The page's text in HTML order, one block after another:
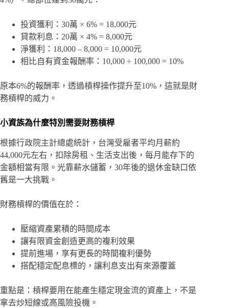
投資獲利：30萬 × 6% = 18,000元
貸款利息：20萬 × 4% = 8,000元
淨獲利：18,000 – 8,000 = 10,000元
相比自有資金報酬率：10,000 ÷ 100,000 = 10%
原本6%的報酬率，透過槓桿操作提升至10%，這就是財
務槓桿的威力。
小資族為什麼特別需要財務槓桿
根據行政院主計總處統計，台灣受雇者平均月薪約
44,000元左右，扣除房租、生活支出後，每月能存下的
金額相當有限。光靠薪水儲蓄，30年後的退休金缺口依
舊是一大挑戰。
財務槓桿的價值在於：
壓縮資產累積的時間成本
讓有限資金創造更高的複利效果
提前進場，享有更長的時間複利優勢
搭配穩定配息標的，讓利息支出有來源覆蓋
重點是：槓桿要用在能產生穩定現金流的資產上，不是
拿去炒短線或高風險投機。